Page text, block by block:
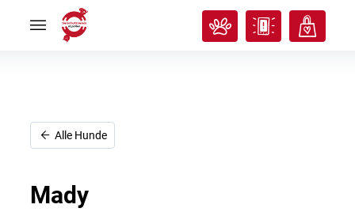
uns
Ich
will
uns
Ich
will
Alle Hunde
Mady